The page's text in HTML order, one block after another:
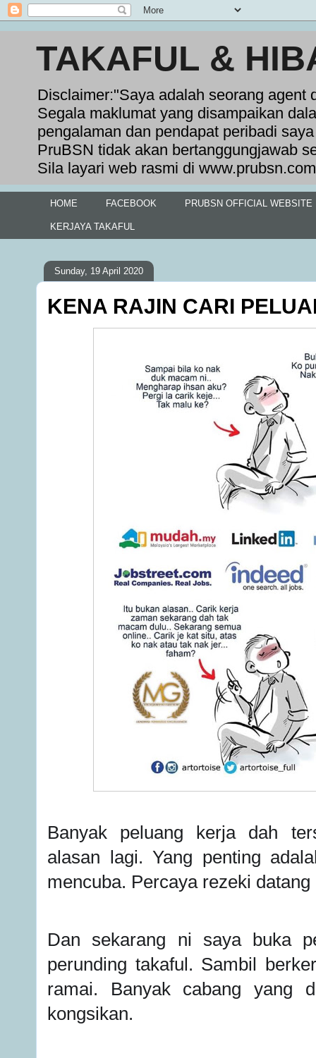
TAKAFUL &
Disclaimer:"Saya adalah seorang agent
Segala maklumat yang disampaikan
pengalaman dan pendapat peribadi
PruBSN tidak akan bertanggungjawab
Sila layari web rasmi di
HOME FACEBOOK PRUBSN OFFICIAL WEBSITE
KERJAYA TAKAFUL
Sunday, 19 April 2020
KENA RAJIN CARI
Banyak peluang kerja dah
alasan lagi. Yang penting
mencuba. Percaya rezeki
Dan sekarang ni saya buka
perunding takaful. Sambil
ramai. Banyak cabang yang
kongsikan.